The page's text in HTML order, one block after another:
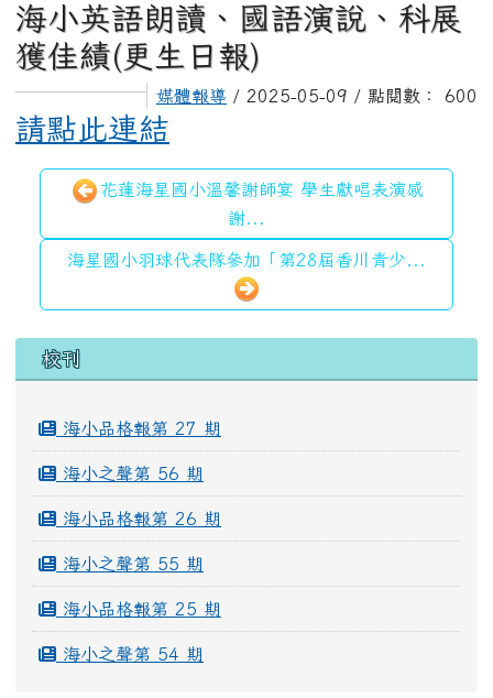
海小英語朗讀、國語演說、科展
獲佳績(更生日報)
媒體報導 / 2025-05-09 / 點閱數： 600
請點此連結
花蓮海星國小溫馨謝師宴 學生獻唱表演感
謝...
海星國小羽球代表隊參加「第28屆香川青少...
左邊區域內容
校刊
海小品格報第 27 期
海小之聲第 56 期
海小品格報第 26 期
海小之聲第 55 期
海小品格報第 25 期
海小之聲第 54 期